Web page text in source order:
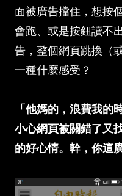
面被廣告擋住，想按
會跑、或是按鈕讀不
告，整個網頁跳換（
一種什麼感受？
「他媽的，浪費我的
小心網頁被關錯了又
的好心情。幹，你這